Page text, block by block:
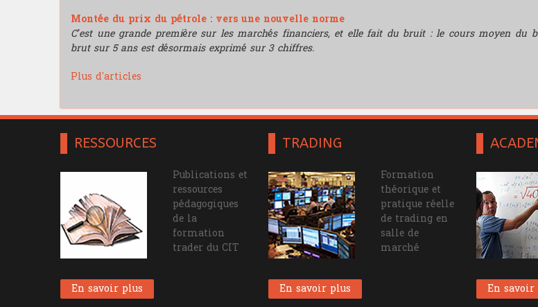
Montée du prix du pétrole : vers une nouvelle norme
C’est une grande première sur les marchés financiers, et elle fait du bruit : le cours moyen du
brut sur 5 ans est désormais exprimé sur 3 chiffres.
Plus d'articles
RESSOURCES
Publications et
ressources
pédagogiques
de la
formation
trader du CIT
En savoir plus
TRADING
Formation
théorique et
pratique réelle
de trading en
salle de
marché
En savoir plus
En savoir